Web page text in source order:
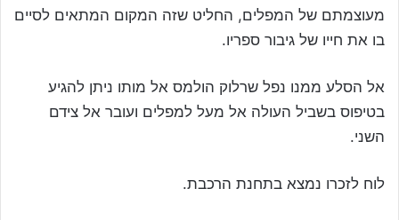
מעוצמתם של המפלים, החליט שזה המקום המתאים לסיים
בו את חייו של גיבור ספריו.
אל הסלע ממנו נפל שרלוק הולמס אל מותו ניתן להגיע
בטיפוס בשביל העולה אל מעל למפלים ועובר אל צידם
השני.
לוח לזכרו נמצא בתחנת הרכבת.